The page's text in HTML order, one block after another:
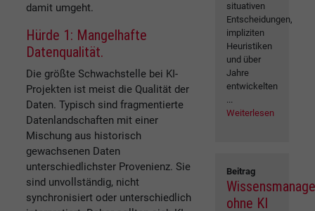
damit umgeht.
Hürde 1: Mangelhafte
Datenqualität.
Die größte Schwachstelle bei KI-
Projekten ist meist die Qualität der
Daten. Typisch sind fragmentierte
Datenlandschaften mit einer
Mischung aus historisch
gewachsenen Daten
unterschiedlichster Provenienz. Sie
sind unvollständig, nicht
synchronisiert oder unterschiedlich
situativen
Entscheidungen,
impliziten
Heuristiken
und über
Jahre
entwickelten
...
Weiterlesen
Beitrag
ohne KI